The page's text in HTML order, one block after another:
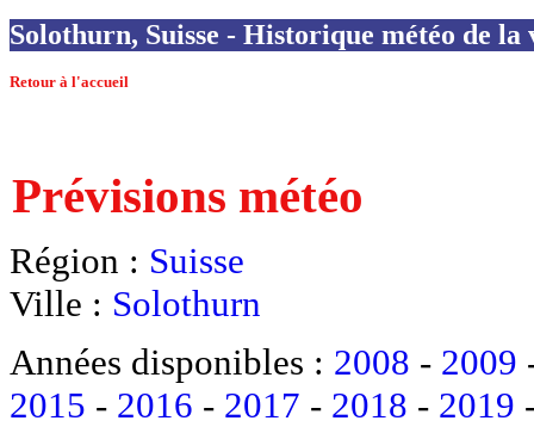
Solothurn, Suisse - Historique météo de la
Retour à l'accueil
Prévisions météo
Région : Suisse
Ville : Solothurn
Années disponibles : 2008 - 2009
2015 - 2016 - 2017 - 2018 - 2019